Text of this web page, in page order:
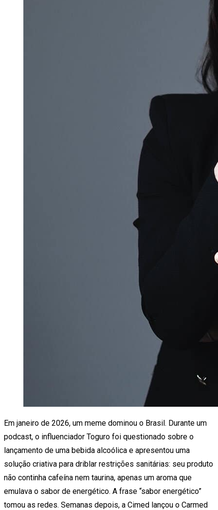
Em janeiro de 2026, um meme dominou o Brasil. Durante um
podcast, o influenciador Toguro foi questionado sobre o
lançamento de uma bebida alcoólica e apresentou uma
solução criativa para driblar restrições sanitárias: seu produto
não continha cafeína nem taurina, apenas um aroma que
emulava o sabor de energético. A frase “sabor energético”
tomou as redes. Semanas depois, a Cimed lançou o Carmed